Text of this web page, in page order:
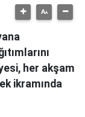
her akşam
ikramında